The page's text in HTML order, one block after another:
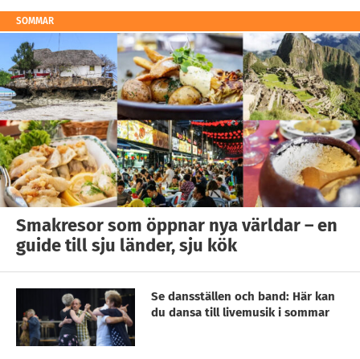
SOMMAR
Smakresor som öppnar nya världar – en
guide till sju länder, sju kök
Se dansställen och band: Här kan
du dansa till livemusik i sommar